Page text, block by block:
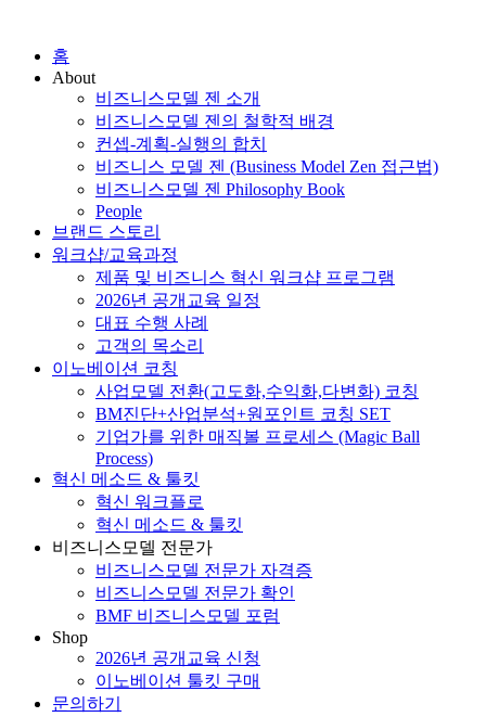
홈
About
비즈니스모델 젠 소개
비즈니스모델 젠의 철학적 배경
컨셉-계획-실행의 합치
비즈니스 모델 젠 (Business Model Zen 접근법)
비즈니스모델 젠 Philosophy Book
People
브랜드 스토리
워크샵/교육과정
제품 및 비즈니스 혁신 워크샵 프로그램
2026년 공개교육 일정
대표 수행 사례
고객의 목소리
이노베이션 코칭
사업모델 전환(고도화,수익화,다변화) 코칭
BM진단+산업분석+원포인트 코칭 SET
기업가를 위한 매직볼 프로세스 (Magic Ball
Process)
혁신 메소드 & 툴킷
혁신 워크플로
혁신 메소드 & 툴킷
비즈니스모델 전문가
비즈니스모델 전문가 자격증
비즈니스모델 전문가 확인
BMF 비즈니스모델 포럼
Shop
2026년 공개교육 신청
이노베이션 툴킷 구매
문의하기